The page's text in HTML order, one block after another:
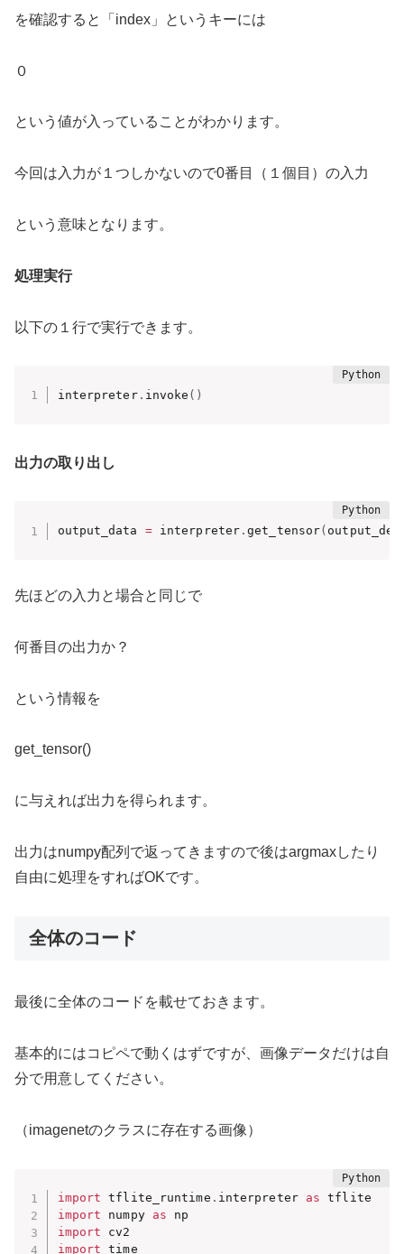
を確認すると「index」というキーには
０
という値が入っていることがわかります。
今回は入力が１つしかないので0番目（１個目）の入力
という意味となります。
処理実行
以下の１行で実行できます。
interpreter. invoke ( )
出力の取り出し
output_data = interpreter .get_tensor(
先ほどの入力と場合と同じで
何番目の出力か？
という情報を
get_tensor()
に与えれば出力を得られます。
出力はnumpy配列で返ってきますので後はargmaxしたり
自由に処理をすればOKです。
全体のコード
最後に全体のコードを載せておきます。
基本的にはコピペで動くはずですが、画像データだけは自
分で用意してください。
（imagenetのクラスに存在する画像）
import tflite_runtime . interpreter as
import numpy as
import
import time